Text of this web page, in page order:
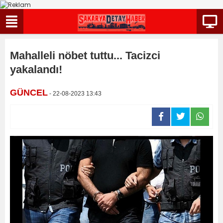
Mahalleli nöbet tuttu... Tacizci
yakalandı!
GÜNCEL - 22-08-2023 13:43